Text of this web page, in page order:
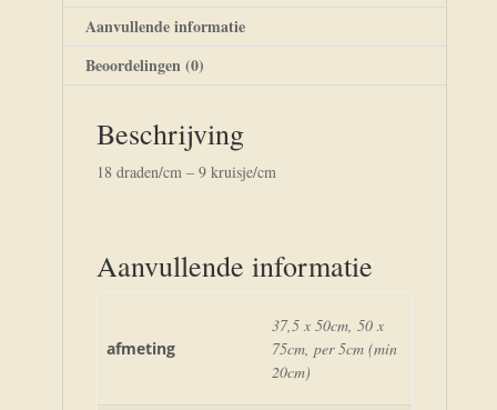
Aanvullende informatie
Beoordelingen (0)
Beschrijving
18 draden/cm – 9 kruisje/cm
Aanvullende informatie
afmeting
37,5 x 50cm, 50 x
75cm, per 5cm (min
20cm)